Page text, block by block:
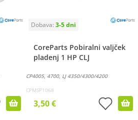
CoreParts Pobiralni valjček
pladenj 1 HP CLJ
CP4005, 4700, LJ 4350/4300/4200
CPMSP1068
3,50 €